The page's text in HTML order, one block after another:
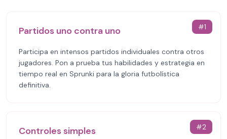
#1
Partidos uno contra uno
Participa en intensos partidos individuales contra otros
jugadores. Pon a prueba tus habilidades y estrategia en
tiempo real en Sprunki para la gloria futbolística
definitiva.
#2
Controles simples